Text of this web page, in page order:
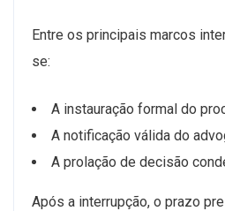
Entre os principais marcos
se:
A instauração formal do
A notificação válida do
A prolação de decisão
Após a interrupção, o prazo